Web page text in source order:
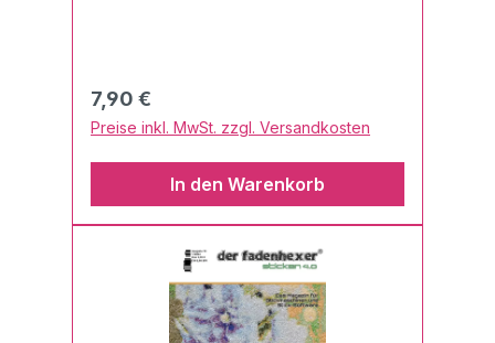
Regulärer Preis:
7,90 €
Preise inkl. MwSt. zzgl. Versandkosten
In den Warenkorb